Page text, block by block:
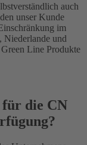
auch
unser Kunde
im
und
Line Produkte
für die CN